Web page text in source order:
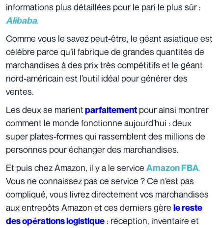
informations plus détaillées pour le pari le plus sûr :
Alibaba.
Comme vous le savez peut-être, le géant asiatique est
célèbre parce qu’il fabrique de grandes quantités de
marchandises à des prix très compétitifs et le géant
nord-américain est l’outil idéal pour générer des
ventes.
Les deux se marientparfaitement pour ainsi montrer
comment le monde fonctionne aujourd’hui : deux
super plates-formes qui rassemblent des millions de
personnes pour échanger des marchandises.
Et puis chez Amazon, il y a le service Amazon FBA.
Vous ne connaissez pas ce service ? Ce n’est pas
compliqué, vous livrez directement vos marchandises
aux entrepôts Amazon et ces derniers gère le reste
des opérations logistique : réception, inventaire et